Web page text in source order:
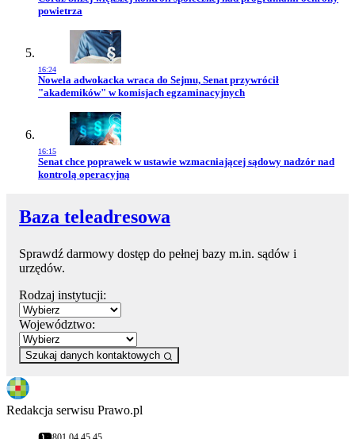
powietrza
16:24
Przejdź do artykułu:
Nowela adwokacka wraca do Sejmu, Senat przywrócił
"akademików" w komisjach egzaminacyjnych
16:15
Przejdź do artykułu:
Senat chce poprawek w ustawie wzmacniającej sądowy nadzór nad
kontrolą operacyjną
Baza teleadresowa
Sprawdź darmowy dostęp do pełnej bazy m.in. sądów i
urzędów.
Rodzaj instytucji:
Województwo:
Szukaj danych kontaktowych
Redakcja serwisu Prawo.pl